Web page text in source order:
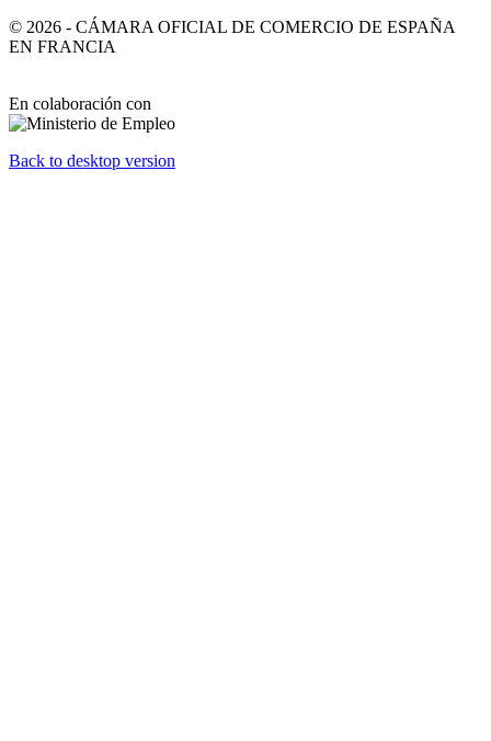
© 2026 - CÁMARA OFICIAL DE COMERCIO DE ESPAÑA
EN FRANCIA
En colaboración con
Back to desktop version